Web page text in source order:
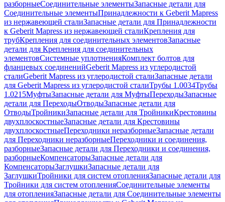
разборныеСоединительные элементыЗапасные детали для
Соединительные элементыПринадлежности к Geberit Mapress
из нержавеющей сталиЗапасные детали для Принадлежности
к Geberit Mapress из нержавеющей сталиКрепления для
трубКрепления для соединительных элементовЗапасные
детали для Крепления для соединительных
элементовСистемные уплотненияКомплект болтов для
фланцевых соединенийGeberit Mapress из углеродистой
сталиGeberit Mapress из углеродистой сталиЗапасные детали
для Geberit Mapress из углеродистой сталиТрубы 1.0034Трубы
1.0215МуфтыЗапасные детали для МуфтыПереходыЗапасные
детали для ПереходыОтводыЗапасные детали для
ОтводыТройникиЗапасные детали для ТройникиКрестовины
двухплоскостныеЗапасные детали для Крестовины
двухплоскостныеПереходники неразборныеЗапасные детали
для Переходники неразборныеПереходники и соединения,
разборныеЗапасные детали для Переходники и соединения,
разборныеКомпенсаторыЗапасные детали для
КомпенсаторыЗаглушкиЗапасные детали для
ЗаглушкиТройники для систем отопленияЗапасные детали для
Тройники для систем отопленияСоединительные элементы
для отопленияЗапасные детали для Соединительные элементы